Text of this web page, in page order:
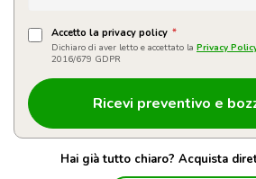
Accetto la privacy policy *
Dichiaro di aver letto e accettato la Privacy
2016/679 GDPR
Hai già tutto chiaro? Acquista